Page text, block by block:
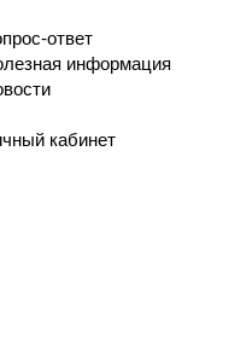
ответ
информация
кабинет